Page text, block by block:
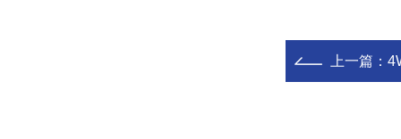
上一篇：